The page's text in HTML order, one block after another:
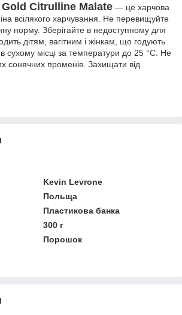
Citrulline Malate — це харчова
всілякого харчування. Не перевищуйте
норму. Зберігайте в недоступному для
дітям, вагітним і жінкам, що годують
сухому місці за температури до 25 °C. Не
сонячних променів. Захищати від
Kevin Levrone
Польща
Пластикова банка
300 г
Порошок